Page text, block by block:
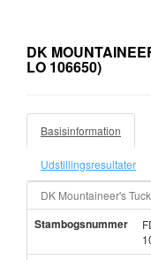
DK
LO 106650)
Basisinformation
Udstillingsresultater
DK Mountaineer's
Stambogsnummer